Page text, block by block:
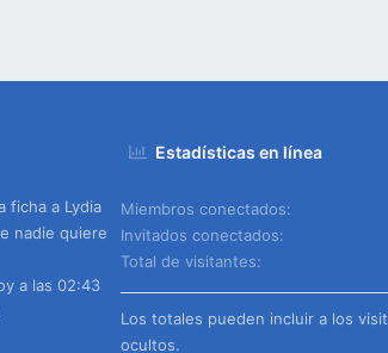
ficha a Lydia
nadie quiere
a las 02:43
Estadísticas en línea
Miembros conectados
Invitados conectados
Total de visitantes
Los totales pueden incluir a los
ocultos.